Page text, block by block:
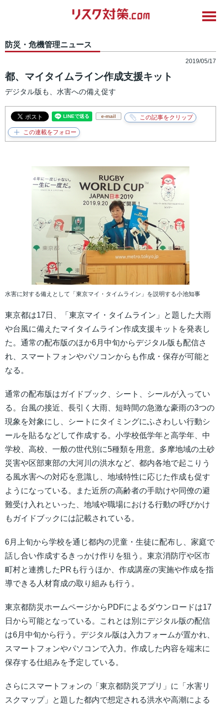
防災・危機管理ニュース
2019/05/17
都、マイタイムライン作成支援キット
デジタル版も、水害への備え促す
e-mail
水害に対する備えとして「東京マイ・タイムライン」を説明する小池知事
東京都は17日、「東京マイ・タイムライン」と題した大雨
や台風に備えたマイタイムライン作成支援キットを発表し
た。通常の配布版のほか6月中旬からデジタル版も配信さ
れ、スマートフォンやパソコンからも作成・保存が可能と
なる。
通常の配布版はガイドブック、シート、シールが入ってい
る。台風の接近、長引く大雨、短時間の急激な豪雨の3つの
現象を対象にし、シートにタイミングにふさわしい行動シ
ールを貼るなどして作成する。小学校低学年と高学年、中
学校、高校、一般の世代別に5種類を用意。多摩地域の土砂
災害や区部東部の大河川の洪水など、都内各地で起こりう
る風水害への対応を意識し、地域特性に応じた作成も促す
ようになっている。また近所の高齢者の手助けや同僚の避
難受け入れといった、地域や職場における行動の呼びかけ
もガイドブックには記載されている。
6月上旬から学校を通じ都内の児童・生徒に配布し、家庭で
話し合い作成するきっかけ作りを狙う。東京消防庁や区市
町村と連携したPRも行うほか、作成講座の実施や作成を指
導できる人材育成の取り組みも行う。
東京都防災ホームページからPDFによるダウンロードは17
日から可能となっている。これとは別にデジタル版の配信
は6月中旬から行う。デジタル版は入力フォームが置かれ、
スマートフォンやパソコンで入力。作成した内容を端末に
保存する仕組みを予定している。
さらにスマートフォンの「東京都防災アプリ」に「水害リ
スクマップ」と題した都内で想定される洪水や高潮による